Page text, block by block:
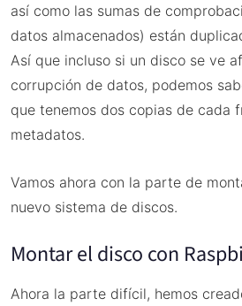
así como las sumas de
datos almacenados) están
Así que incluso si un disco se ve
corrupción de datos, podemos
que tenemos dos copias de cada
metadatos.
Vamos ahora con la parte de
nuevo sistema de discos.
Montar el disco con
Ahora la parte difícil, hemos